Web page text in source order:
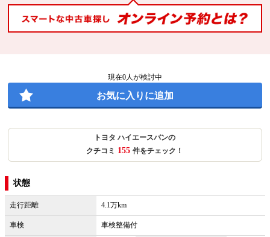
現在0人が検討中
お気に入りに追加
トヨタ ハイエースバンの
クチコミ 155 件をチェック！
状態
走行距離 4.1万km
車検 車検整備付